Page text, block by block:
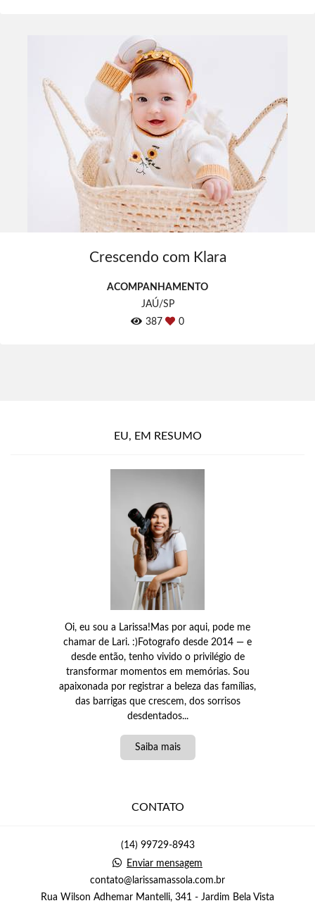
Crescendo com Klara
ACOMPANHAMENTO
JAÚ/SP
387
0
EU, EM RESUMO
Oi, eu sou a Larissa!Mas por aqui, pode me
chamar de Lari. :)Fotografo desde 2014 — e
desde então, tenho vivido o privilégio de
transformar momentos em memórias. Sou
apaixonada por registrar a beleza das famílias,
das barrigas que crescem, dos sorrisos
desdentados...
Saiba mais
CONTATO
(14) 99729-8943
Enviar mensagem
contato@larissamassola.com.br
Rua Wilson Adhemar Mantelli, 341 - Jardim Bela Vista